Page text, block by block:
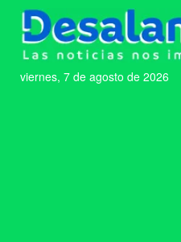
viernes, 7 de agosto de 2026